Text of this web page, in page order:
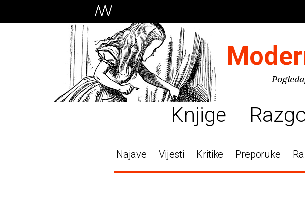
Knjige
Najave Vijesti Kritike Preporuke